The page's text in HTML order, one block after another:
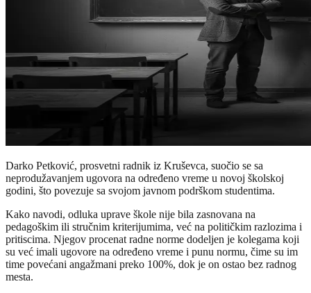
Darko Petković, prosvetni radnik iz Kruševca, suočio se sa
neprodužavanjem ugovora na određeno vreme u novoj školskoj
godini, što povezuje sa svojom javnom podrškom studentima.
Kako navodi, odluka uprave škole nije bila zasnovana na
pedagoškim ili stručnim kriterijumima, već na političkim razlozima i
pritiscima. Njegov procenat radne norme dodeljen je kolegama koji
su već imali ugovore na određeno vreme i punu normu, čime su im
time povećani angažmani preko 100%, dok je on ostao bez radnog
mesta.